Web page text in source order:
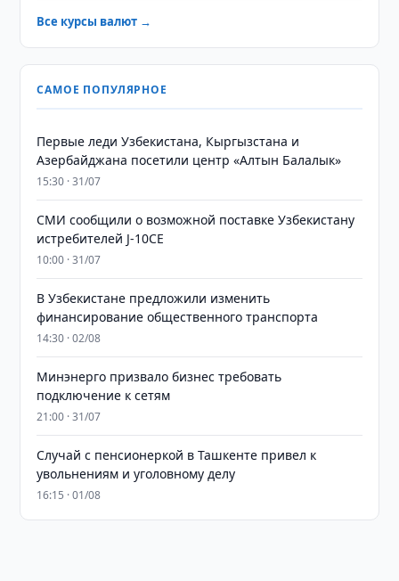
Все курсы валют →
САМОЕ ПОПУЛЯРНОЕ
Первые леди Узбекистана, Кыргызстана и
Азербайджана посетили центр «Алтын Балалык»
15:30 · 31/07
СМИ сообщили о возможной поставке Узбекистану
истребителей J-10CE
10:00 · 31/07
В Узбекистане предложили изменить
финансирование общественного транспорта
14:30 · 02/08
Минэнерго призвало бизнес требовать
подключение к сетям
21:00 · 31/07
Случай с пенсионеркой в Ташкенте привел к
увольнениям и уголовному делу
16:15 · 01/08